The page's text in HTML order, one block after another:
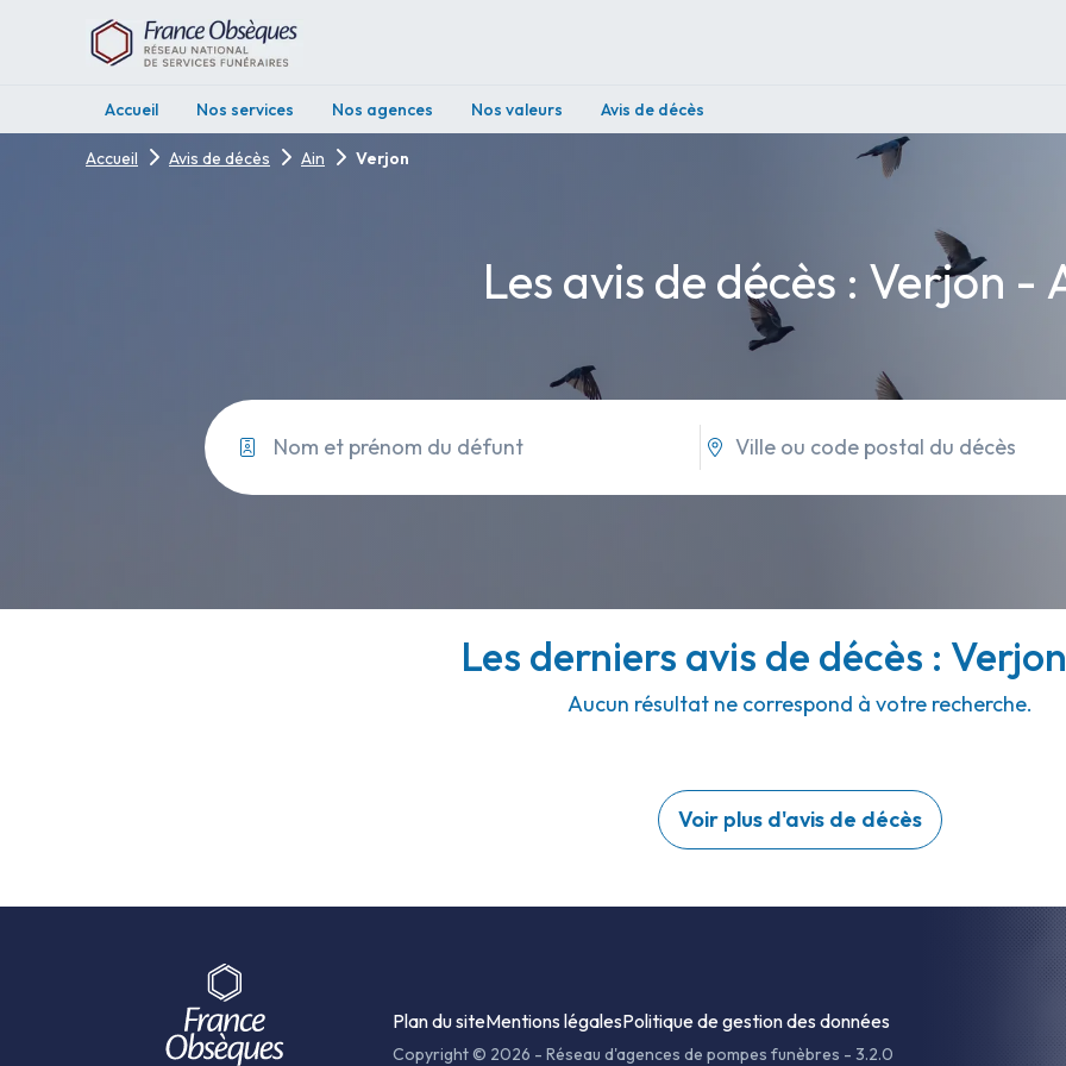
Accueil Nos services Nos agences Nos valeurs Avis de décès
Accueil Avis de décès Ain Verjon
Les avis de décès : Verjon -
Les derniers avis de décès :
Aucun résultat ne correspond à votre recherche.
Voir plus d'avis de décès
Plan du siteMentions légalesPolitique de gestion des données
Copyright © 2026 - Réseau d'agences de pompes funèbres - 3.2.0